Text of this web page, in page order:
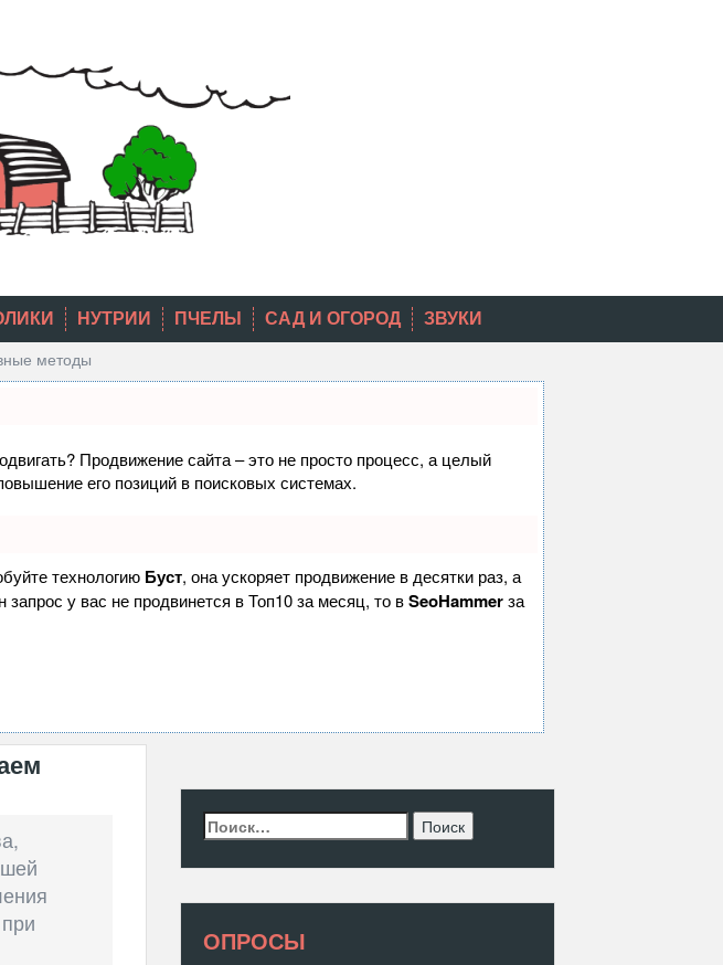
НУТРИИ ПЧЕЛЫ САД И ОГОРОД ЗВУКИ
методы
Продвижение сайта – это не просто процесс, а целый
его позиций в поисковых системах.
технологию Буст, она ускоряет продвижение в десятки раз, а
у вас не продвинется в Топ10 за месяц, то вSeoHammerза
Найти:
ОПРОСЫ